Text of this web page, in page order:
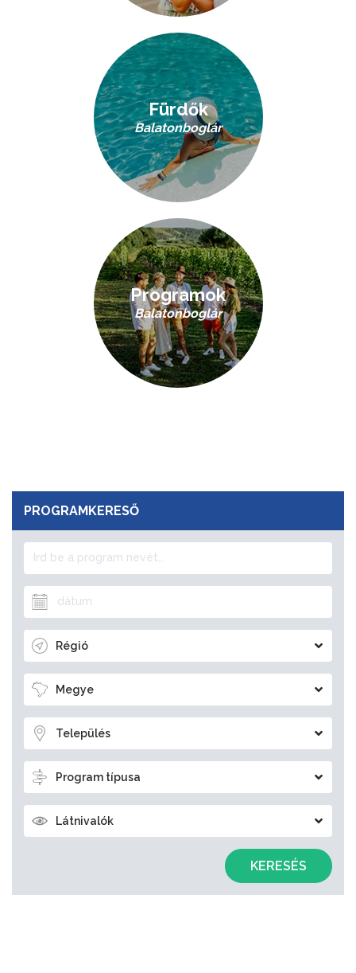
Fürdők
Balatonboglár
Programok
Balatonboglár
PROGRAMKERESŐ
Régió
Megye
Település
Program típusa
Látnivalók
KERESÉS